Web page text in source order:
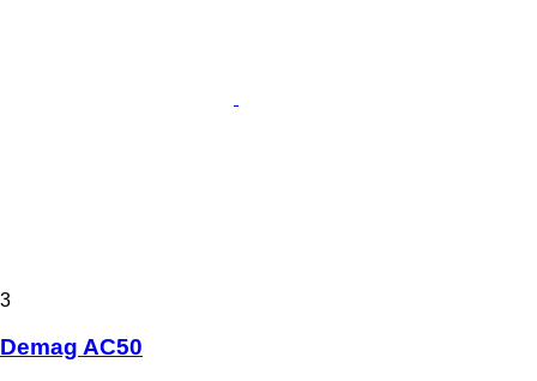
3
Demag AC50